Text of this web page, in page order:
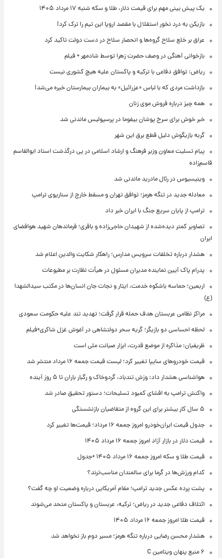
یک پیش ‌بینی مهم برای قیمت دلار، طلا و سکه شنبه ۱۷ مرداد ۱۴۰۵
بازیکن به درد نخور استقلال با مقصد اروپا این تیم را ترک کرد!
عراق بر خلع سلاح گروه‌ها و انحصار سلاح در دست دولت تاکید کرد
بازخوانی آهنگی در وصف حضرت زهرا توسط شادمهر + فیلم
ریاض: توافق دفاعی با ترکیه و پاکستان علیه هیچ کشوری نیست
بازداشت مردی که با لباس «عزرائیل» به بیماران بیمارستان خیره می‌شد!
همه چیز درباره فروش موی زنان
خبر خوش برای سرخ پوشان بیفوما در پرسپولیس ماندنی شد
گربه بازیگوش دلیل قطع برق این شهر
پیام تسلیت معاون وزیر فرهنگ و ارشاد اسلامی در پی درگذشت استاد ابوالقاسم
قاسم‌زاده
وینیسیوس در رئال مادرید ماندنی شد
معادله جدید در تنگه هرمز؛ توافق تهران و مسقط خارج از سناریوی ترامپ
ترامپ از پایان سریع جنگ با ایران خبر داد
تصاویر کمتر دیده‌شده از شهیدان حاجی‌زاده و باقری؛ فرماندهان شهید هوافضای
ایران
هشدار درباره تخلفات سرویس مدارس؛ راهکار شکایت والدین اعلام شد
پدرام پاک آیین نماینده مدیران مسئول در هیأت نظارت بر مطبوعات
اربعین؛ حماسه باشکوه خدمت، ایثار و نجات جان انسان‌ها در مکتب سیدالشهدا
(ع)
مراکز نظامی عربستان هدف حمله قرار گرفت؛ تهدید تند علیه حکومت سعودی
لحظه احساسی دو بازیگر؛ گریه سحر دولتشاهی در آغوش غزل شاکری+فیلم
ظریفیان: مذاکره از موضع قدرت، ابزار صیانت ملی است
قیمت خودروهای سایپا تغییر کرد؛ لیست قیمت جمعه ۱۶ مرداد منتشر شد
هواشناسی هشدار داد: وزش تندباد، گردوخاک و رگبار باران تا ۵ روز آینده
واکنش ترامپ به افشای کمبود تسلیحات؛ دستور تحقیق صادر شد
۵ سال کار بیشتر برای این گروه از متقاضیان بازنشستگی
جدول قیمت ایران‌خودرو امروز جمعه ۱۶ مرداد؛ قیمت‌ها تغییر کرد
قیمت دلار در بازار آزاد امروز جمعه ۱۶ مرداد ۱۴۰۵
قیمت طلا و سکه امروز جمعه ۱۶ مرداد ۱۴۰۵ +جدول
کدام ورزش‌ها در گرما برای سالمندان مناسب‌ترند؟
پشت پرده عکس جدید ترامپ؛ مقام آمریکایی درباره وضعیت او چه گفت؟
ائتلاف دفاعی جدید در ریاض؛ ترکیه، عربستان و پاکستان متحد می‌شوند
قیمت طلا امروز جمعه ۱۶ مرداد ۱۴۰۵
هشدار محسن رضایی درباره تنگه هرمز؛ مسیر دوم باز نخواهد شد
۶ منبع پنهان ویتامین C